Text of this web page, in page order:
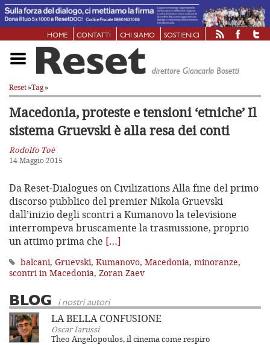
HOME CONTATTI CHI SIAMO SOSTIENICI
Reset»Tag»
Macedonia, proteste e tensioni ‘etniche’Il
sistema Gruevski è alla resa dei conti
Rodolfo Toè
14 Maggio 2015
Da Reset-Dialogues on Civilizations Alla fine del primo
discorso pubblico del premier Nikola Gruevski
dall’inizio degli scontri a Kumanovo la televisione
interrompeva bruscamente la trasmissione, proprio
un attimo prima che […]
balcani, Gruevski, Kumanovo, Macedonia, minoranze,
scontri in Macedonia, Zoran Zaev
BLOG i nostri autori
LA BELLA CONFUSIONE
Oscar Iarussi
Theo Angelopoulos, il cinema come respiro